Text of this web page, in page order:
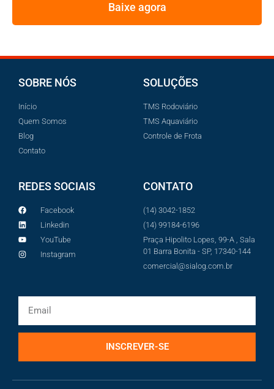
Baixe agora
SOBRE NÓS
Início
Quem Somos
Blog
Contato
SOLUÇÕES
TMS Rodoviário
TMS Aquaviário
Controle de Frota
REDES SOCIAIS
Facebook
Linkedin
YouTube
Instagram
CONTATO
(14) 3042-1852
(14) 99184-6196
Praça Hipolito Lopes, 99-A , Sala
01 Barra Bonita - SP, 17340-144
comercial@sialog.com.br
INSCREVER-SE